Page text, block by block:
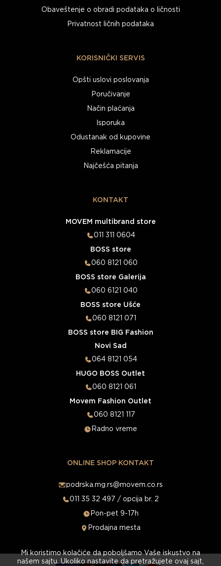
Mi koristimo kolačiće da poboljšamo Vaše iskustvo na
našem sajtu. Ukoliko nastavite da pretražujete ovaj sajt,
Obaveštenje o obradi podataka o ličnosti
Privatnost ličnih podataka
KORISNIČKI SERVIS
Opšti uslovi poslovanja
Poručivanje
Način plaćanja
Isporuka
Odustanak od kupovine
Reklamacije
Najčešća pitanja
KONTAKT
MOVEM multibrand store
011 311 0604
BOSS store
060 8121 060
BOSS store Galerija
060 6121 040
BOSS store Ušće
060 8121 071
BOSS store BIG Fashion
Novi Sad
064 8121 054
HUGO BOSS Outlet
060 8121 061
Movem Fashion Outlet
060 8121 117
Radno vreme
ONLINE SHOP KONTAKT
podrska.mg.rs@movem.co.rs
011 35 32 497 / opcija br. 2
Pon-pet 9-17h
Prodajna mesta